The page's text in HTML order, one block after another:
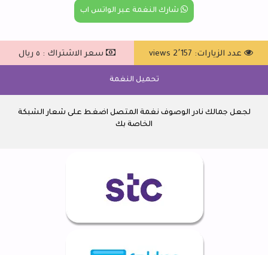
شارك النغمة عبر الواتس اب
عدد الزيارات: 2٬157 views سعر الاشتراك : ٥ ريال
تحميل النغمة
لجعل جمالك نادر الوصوف نغمة المتصل اضغط على شعار الشبكة
الخاصة بك